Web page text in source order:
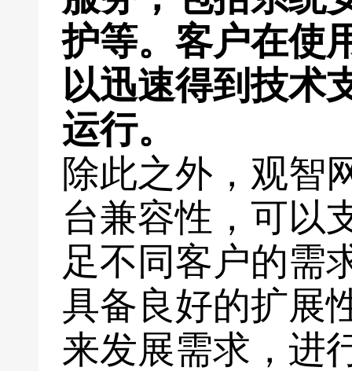
护等。客户在使
以迅速得到技术
运行。
除此之外，观智
台兼容性，可以
足不同客户的需
具备良好的扩展
来发展需求，进